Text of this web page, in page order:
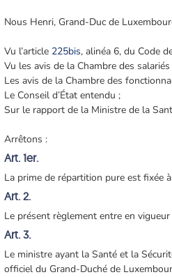
Nous Henri, Grand-Duc de
Vu l’article 225bis, alinéa 6, du Code
Vu les avis de la Chambre des
Les avis de la Chambre des
Le Conseil d’État entendu ;
Sur le rapport de la Ministre de la
Arrêtons :
Art. 1er.
La prime de répartition pure est fixée
Art. 2.
Le présent règlement entre en
Art. 3.
Le ministre ayant la Santé et la
officiel du Grand-Duché de